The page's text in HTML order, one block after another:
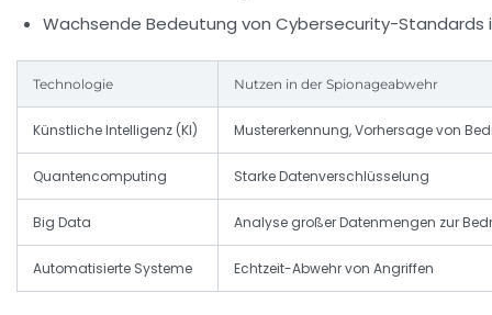
Wachsende Bedeutung von Cybersecurity-Standards
Technologie Nutzen in der Spionageabwehr
Künstliche Intelligenz (KI) Mustererkennung, Vorhersage von
Quantencomputing Starke Datenverschlüsselung
Big Data Analyse großer Datenmengen zur
Automatisierte Systeme Echtzeit-Abwehr von Angriffen